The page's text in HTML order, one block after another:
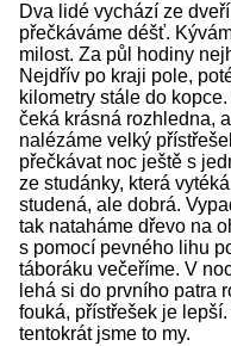
Dva lidé vychází ze
přečkáváme déšť.
milost. Za půl hodiny
Nejdřív po kraji pole,
kilometry stále do
čeká krásná rozhledna,
nalézáme velký
přečkávat noc ještě s
ze studánky, která
studená, ale dobrá.
tak nataháme dřevo na
s pomocí pevného lihu
táboráku večeříme. V
lehá si do prvního patra
fouká, přístřešek je
tentokrát jsme to my.